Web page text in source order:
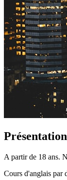
A partir de 18 ans.
Cours d'anglais par